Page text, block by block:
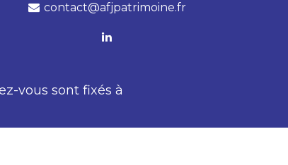
contact@afjpatrimoine.fr
vous sont fixés à